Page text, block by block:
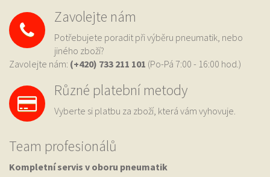
Zavolejte nám
Potřebujete poradit při výběru pneumatik, nebo
jiného zboží?
Zavolejte nám: (+420) 733 211 101 (Po-Pá 7:00 - 16:00 hod.)
Různé platební metody
Vyberte si platbu za zboží, která vám vyhovuje.
Team profesionálů
Kompletní servis v oboru pneumatik